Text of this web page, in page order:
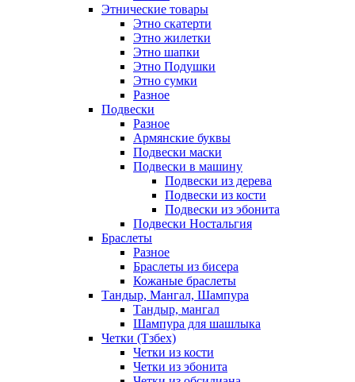
Этнические товары
Этно скатерти
Этно жилетки
Этно шапки
Этно Подушки
Этно сумки
Разное
Подвески
Разное
Армянские буквы
Подвески маски
Подвески в машину
Подвески из дерева
Подвески из кости
Подвески из эбонита
Подвески Ностальгия
Браслеты
Разное
Браслеты из бисера
Кожаные браслеты
Тандыр, Мангал, Шампура
Тандыр, мангал
Шампура для шашлыка
Четки (Тзбех)
Четки из кости
Четки из эбонита